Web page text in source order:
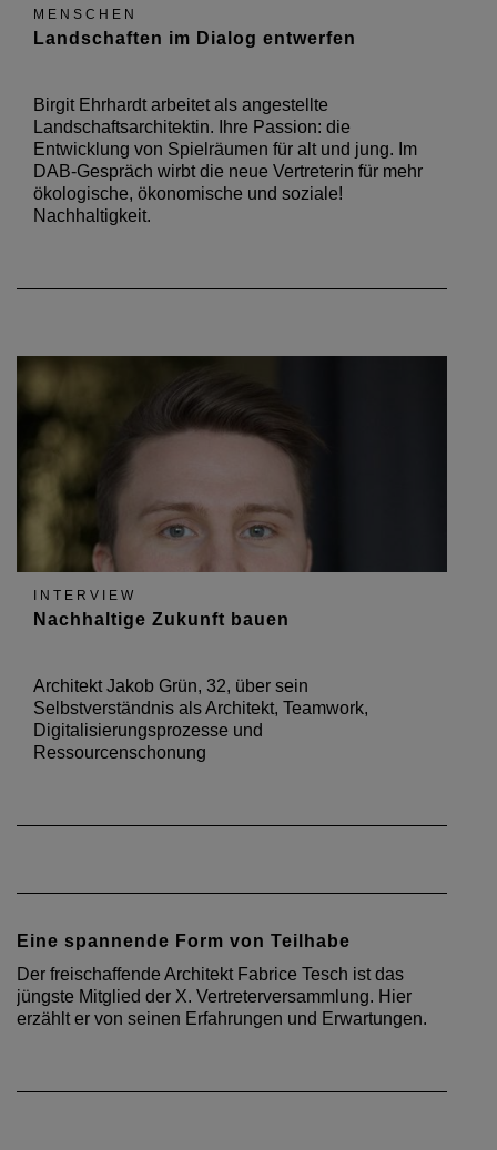
MENSCHEN
Landschaften im Dialog entwerfen
Birgit Ehrhardt arbeitet als angestellte
Landschaftsarchitektin. Ihre Passion: die
Entwicklung von Spielräumen für alt und jung. Im
DAB-Gespräch wirbt die neue Vertreterin für mehr
ökologische, ökonomische und soziale!
Nachhaltigkeit.
INTERVIEW
Nachhaltige Zukunft bauen
Architekt Jakob Grün, 32, über sein
Selbstverständnis als Architekt, Teamwork,
Digitalisierungsprozesse und
Ressourcenschonung
Eine spannende Form von Teilhabe
Der freischaffende Architekt Fabrice Tesch ist das
jüngste Mitglied der X. Vertreterversammlung. Hier
erzählt er von seinen Erfahrungen und Erwartungen.